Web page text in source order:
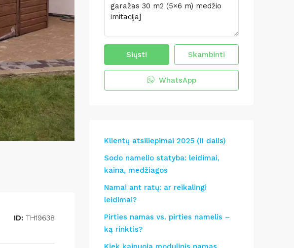
ID: TH19638
Siųsti Skambinti
WhatsApp
Klientų atsiliepimai 2025 (II dalis)
Sodo namelio statyba: leidimai,
kaina, medžiagos
Namai ant ratų: ar reikalingi
leidimai?
Pirties namas vs. pirties namelis –
ką rinktis?